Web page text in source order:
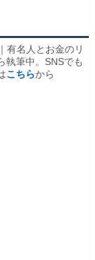
有名人とお金のリ
執筆中。SNSでも
こちらから